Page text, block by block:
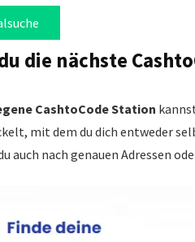
die nächste
CashtoCode Station
mit dem du dich entweder
auch nach genauen Adressen